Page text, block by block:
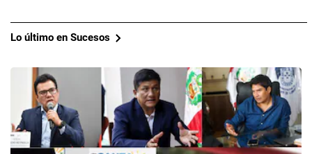
Lo último en Sucesos